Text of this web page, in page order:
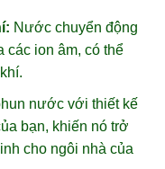
Nước chuyển động
các ion âm, có thể
nước với thiết kế
bạn, khiến nó trở
cho ngôi nhà của